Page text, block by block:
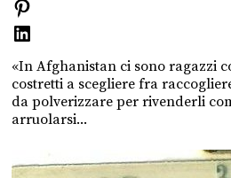
«In Afghanistan ci sono ragazzi
costretti a scegliere fra
da polverizzare per rivenderli
arruolarsi...